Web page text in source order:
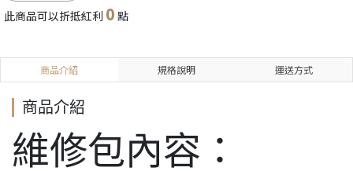
此商品可以折抵紅利 0 點
商品介紹 規格說明 運送方式
商品介紹
維修包內容：